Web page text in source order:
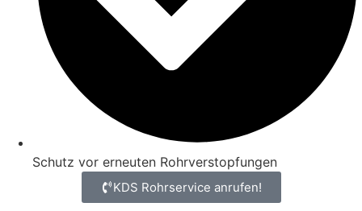
Schutz vor erneuten Rohrverstopfungen
KDS Rohrservice anrufen!